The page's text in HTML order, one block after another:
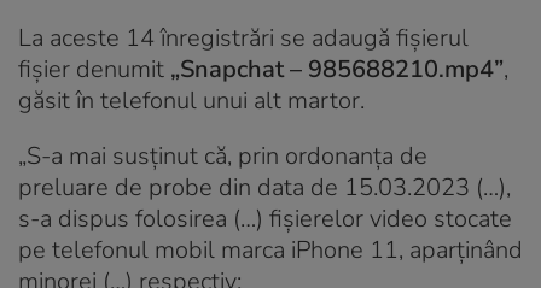
La aceste 14 înregistrări se adaugă fișierul
fișier denumit „Snapchat – 985688210.mp4”,
găsit în telefonul unui alt martor.
„S-a mai susținut că, prin ordonanţa de
preluare de probe din data de 15.03.2023 (…),
s-a dispus folosirea (…) fişierelor video stocate
pe telefonul mobil marca iPhone 11, aparţinând
minorei (…) respectiv: